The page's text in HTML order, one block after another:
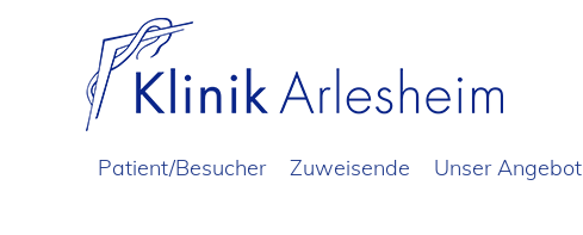
Patient/Besucher Zuweisende Unser Angebot